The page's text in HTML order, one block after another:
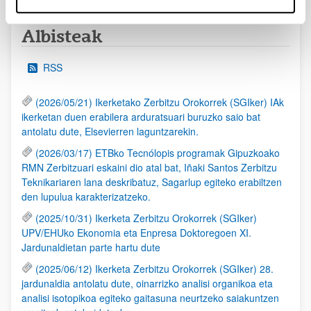
Albisteak
RSS
(2026/05/21) Ikerketako Zerbitzu Orokorrek (SGIker) IAk
ikerketan duen erabilera arduratsuari buruzko saio bat
antolatu dute, Elsevierren laguntzarekin.
(2026/03/17) ETBko Tecnólopis programak Gipuzkoako
RMN Zerbitzuari eskaini dio atal bat, Iñaki Santos Zerbitzu
Teknikariaren lana deskribatuz, Sagarlup egiteko erabiltzen
den lupulua karakterizatzeko.
(2025/10/31) Ikerketa Zerbitzu Orokorrek (SGIker)
UPV/EHUko Ekonomia eta Enpresa Doktoregoen XI.
Jardunaldietan parte hartu dute
(2025/06/12) Ikerketa Zerbitzu Orokorrek (SGIker) 28.
jardunaldia antolatu dute, oinarrizko analisi organikoa eta
analisi isotopikoa egiteko gaitasuna neurtzeko saiakuntzen